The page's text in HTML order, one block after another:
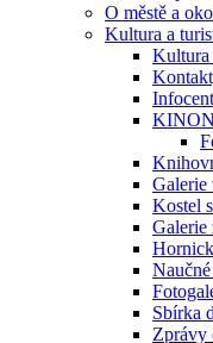
O městě a
Kultura a
Kultura
Galerie
Kostel
Galerie
Sbírka
Zprávy